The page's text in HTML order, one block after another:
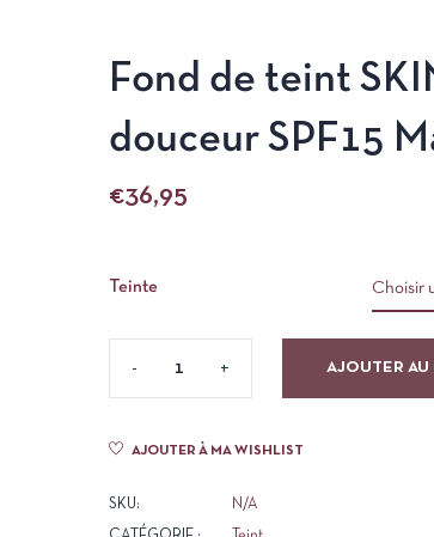
Fond de teint
douceur SPF15
€36,95
Teinte
AJOUTER AU
AJOUTER À MA WISHLIST
SKU: N/A